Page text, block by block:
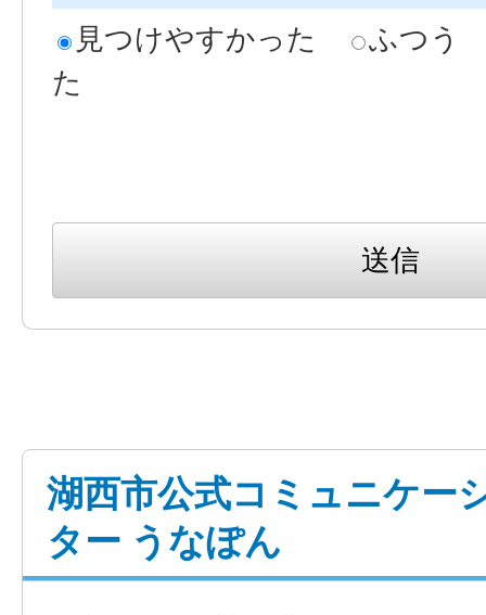
見つけやすかった
ふつう
た
湖西市公式コミュニケー
ター うなぽん